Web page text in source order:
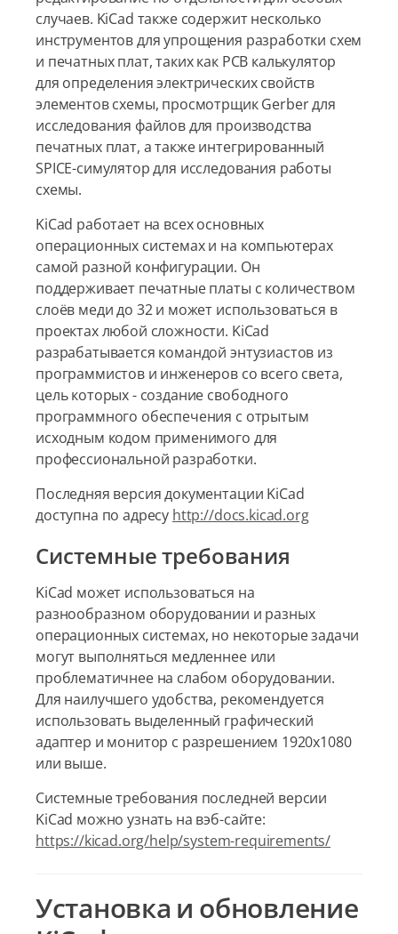
случаев. KiCad также содержит несколько
инструментов для упрощения разработки схем
и печатных плат, таких как PCB калькулятор
для определения электрических свойств
элементов схемы, просмотрщик Gerber для
исследования файлов для производства
печатных плат, а также интегрированный
SPICE-симулятор для исследования работы
схемы.
KiCad работает на всех основных
операционных системах и на компьютерах
самой разной конфигурации. Он
поддерживает печатные платы с количеством
слоёв меди до 32 и может использоваться в
проектах любой сложности. KiCad
разрабатывается командой энтузиастов из
программистов и инженеров со всего света,
цель которых - создание свободного
программного обеспечения с отрытым
исходным кодом применимого для
профессиональной разработки.
Последняя версия документации KiCad
доступна по адресу http://docs.kicad.org
Системные требования
KiCad может использоваться на
разнообразном оборудовании и разных
операционных системах, но некоторые задачи
могут выполняться медленнее или
проблематичнее на слабом оборудовании.
Для наилучшего удобства, рекомендуется
использовать выделенный графический
адаптер и монитор с разрешением 1920х1080
или выше.
Системные требования последней версии
KiCad можно узнать на вэб-сайте:
https://kicad.org/help/system-requirements/
Установка и обновление